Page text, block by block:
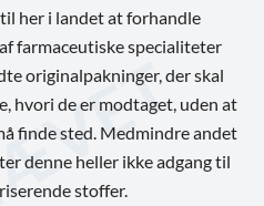
her i landet at forhandle
farmaceutiske specialiteter
originalpakninger, der skal
hvori de er modtaget, uden at
finde sted. Medmindre andet
denne heller ikke adgang til
stoffer.